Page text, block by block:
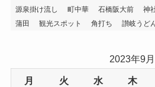
源泉掛け流し
町中華 石橋阪大前 神
蒲田
観光スポット 角打ち 讃岐うど
2023年9月
月 火 水 木